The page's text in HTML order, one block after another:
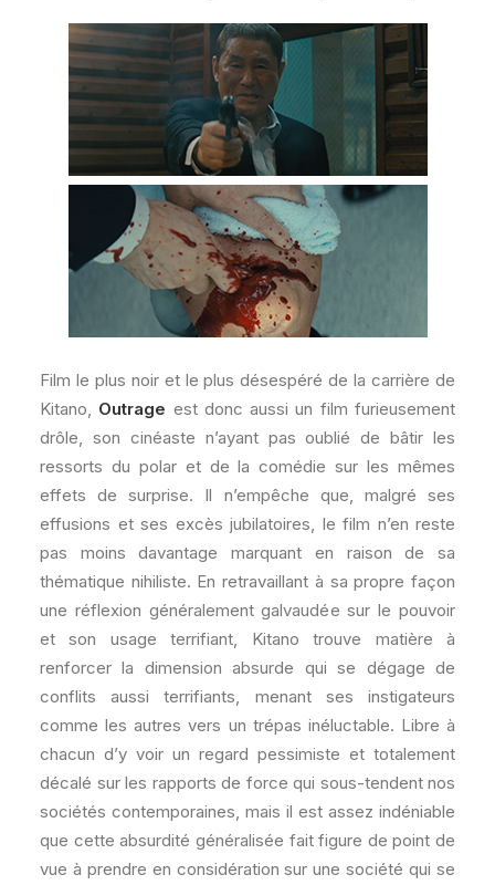
Film le plus noir et le plus désespéré de la carrière de
Kitano, Outrage est donc aussi un film furieusement
drôle, son cinéaste n’ayant pas oublié de bâtir les
ressorts du polar et de la comédie sur les mêmes
effets de surprise. Il n’empêche que, malgré ses
effusions et ses excès jubilatoires, le film n’en reste
pas moins davantage marquant en raison de sa
thématique nihiliste. En retravaillant à sa propre façon
une réflexion généralement galvaudée sur le pouvoir
et son usage terrifiant, Kitano trouve matière à
renforcer la dimension absurde qui se dégage de
conflits aussi terrifiants, menant ses instigateurs
comme les autres vers un trépas inéluctable. Libre à
chacun d’y voir un regard pessimiste et totalement
décalé sur les rapports de force qui sous-tendent nos
sociétés contemporaines, mais il est assez indéniable
que cette absurdité généralisée fait figure de point de
vue à prendre en considération sur une société qui se